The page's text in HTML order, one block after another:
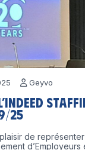
Geyvo
25
de représenter